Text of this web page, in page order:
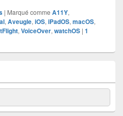
| Marqué comme A11Y,
, Aveugle, iOS, iPadOS, macOS,
, VoiceOver, watchOS | 1